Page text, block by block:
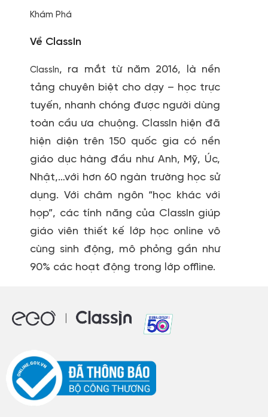
Khám Phá
Về ClassIn
ClassIn, ra mắt từ năm 2016, là nền
tảng chuyên biệt cho dạy – học trực
tuyến, nhanh chóng được người dùng
toàn cầu ưa chuộng. ClassIn hiện đã
hiện diện trên 150 quốc gia có nền
giáo dục hàng đầu như Anh, Mỹ, Úc,
Nhật,…với hơn 60 ngàn trường học sử
dụng. Với châm ngôn “học khác với
họp”, các tính năng của ClassIn giúp
giáo viên thiết kế lớp học online vô
cùng sinh động, mô phỏng gần như
90% các hoạt động trong lớp offline.